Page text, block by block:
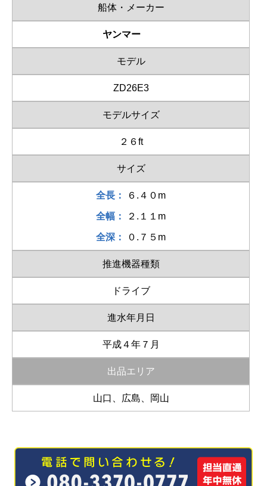
船体・メーカー
ヤンマー
モデル
ZD26E3
モデルサイズ
２６ft
サイズ
全長： ６.４０m
全幅： ２.１１m
全深： ０.７５m
推進機器種類
ドライブ
進水年月日
平成４年７月
出品エリア
山口、広島、岡山